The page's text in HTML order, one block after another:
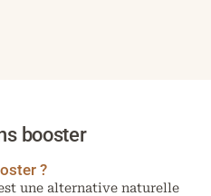
booster
?
une alternative naturelle